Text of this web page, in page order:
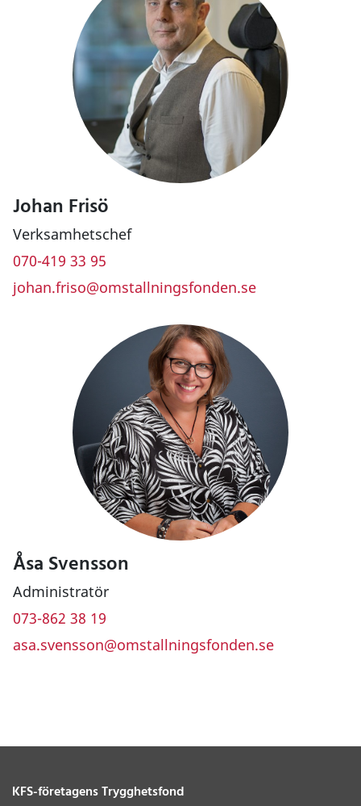
Johan Frisö
Verksamhetschef
070-419 33 95
johan.friso@omstallningsfonden.se
Åsa Svensson
Administratör
073-862 38 19
asa.svensson@omstallningsfonden.se
KFS-företagens Trygghetsfond